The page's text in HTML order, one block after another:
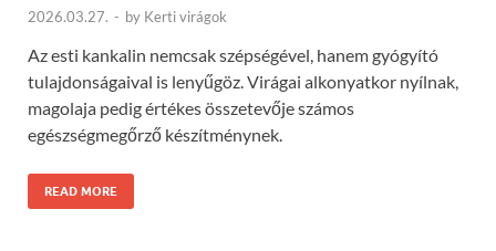
2026.03.27. - by Kerti virágok
Az esti kankalin nemcsak szépségével, hanem gyógyító
tulajdonságaival is lenyűgöz. Virágai alkonyatkor nyílnak,
magolaja pedig értékes összetevője számos
egészségmegőrző készítménynek.
READ MORE